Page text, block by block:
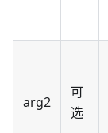
arg2
可
选